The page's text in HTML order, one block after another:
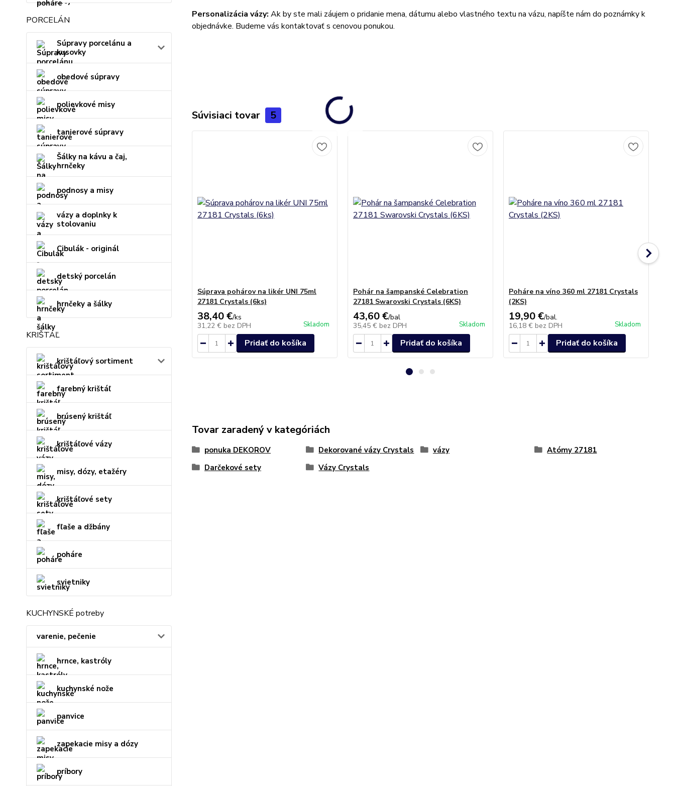
PORCELÁN
Súpravy porcelánu a
kusovky
obedové súpravy
polievkové misy
tanierové súpravy
Šálky na kávu a čaj,
hrnčeky
podnosy a misy
vázy a doplnky k
stolovaniu
Cibulák - originál
detský porcelán
hrnčeky a šálky
KRIŠTÁĽ
krištáľový sortiment
farebný krištáľ
brúsený krištáľ
krištáľové vázy
misy, dózy, etažéry
krištáľové sety
fľaše a džbány
poháre
svietniky
KUCHYNSKÉ potreby
varenie, pečenie
hrnce, kastróly
kuchynské nože
panvice
zapekacie misy a dózy
príbory
Personalizácia vázy: Ak by ste mali záujem o pridanie mena, dátumu alebo vlastného textu na vázu, napíšte nám do poznámky k
objednávke. Budeme vás kontaktovať s cenovou ponukou.
Súvisiaci tovar 5
Súprava pohárov na likér UNI 75ml
27181 Crystals (6ks)
38,40 €/ks
31,22 € bez DPH Skladom
Pridať do košíka
Pohár na šampanské Celebration
27181 Swarovski Crystals (6KS)
43,60 €/bal
35,45 € bez DPH Skladom
Pridať do košíka
Poháre na víno 360 ml 27181 Crystals
(2KS)
19,90 €/bal.
16,18 € bez DPH Skladom
Pridať do košíka
Tovar zaradený v kategóriách
ponuka DEKOROV Dekorované vázy Crystals vázy
Atómy 27181
Darčekové sety
Vázy Crystals